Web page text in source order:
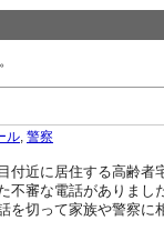
ル 警察
近に居住する高齢
審な電話がありまし
切って家族や警察に